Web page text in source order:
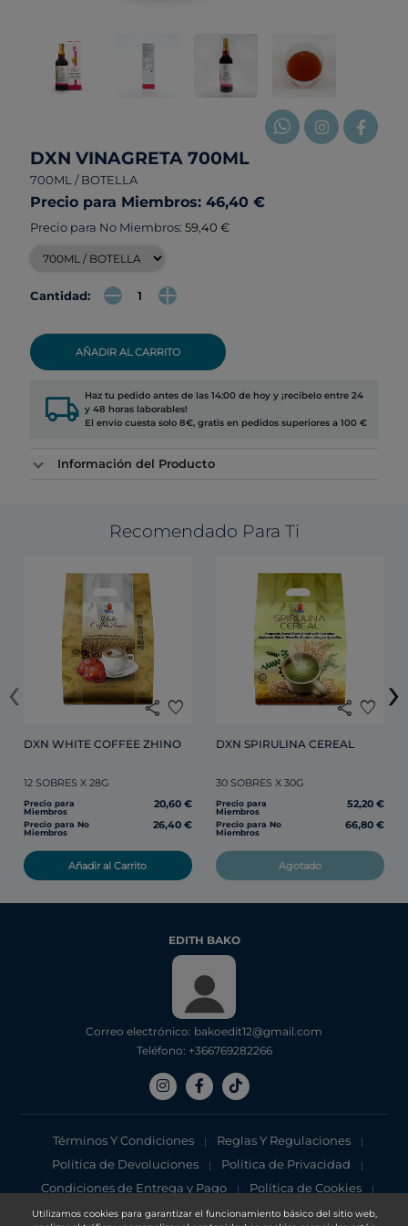
Utilizamos cookies para garantizar el funcionamiento básico del sitio web,
DXN VINAGRETA 700ML
700ML / BOTELLA
Precio para Miembros: 46,40 €
Precio para No Miembros: 59,40 €
Cantidad:
AÑADIR AL CARRITO
local_shipping Haz tu pedido antes de las 14:00 de hoy y ¡recíbelo entre 24
y 48 horas laborables!
El envío cuesta solo 8€, gratis en pedidos superiores a 100 €
Información del Producto
Recomendado Para Ti
share favorite
DXN WHITE COFFEE ZHINO
12 SOBRES X 28G
Precio para
Miembros
20,60 €
Precio para No
Miembros
26,40 €
Añadir al Carrito
share favorite
30 SOBRES X 30G
Precio para
Miembros
52,20 €
Precio para No
Miembros
66,80 €
Agotado
‹ ›
EDITH BAKO
Correo electrónico: bakoedit12@gmail.com
Teléfono: +366769282266
Términos Y Condiciones | Reglas Y Regulaciones |
Política de Devoluciones | Política de Privacidad |
Condiciones de Entrega y Pago | Política de Cookies |
Aviso de privacidad